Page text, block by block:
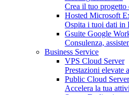
Crea il tuo
Hosted Microsoft
Ospita i tuoi dati in
Gsuite Google
Consulenza,
Business Service
VPS Cloud Server
Prestazioni elevate
Public Cloud Server
Accelera la tua